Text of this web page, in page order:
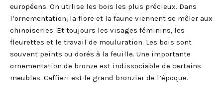
européens. On utilise les bois les plus précieux. Dans
l’ornementation, la flore et la faune viennent se mêler aux
chinoiseries. Et toujours les visages féminins, les
fleurettes et le travail de mouluration. Les bois sont
souvent peints ou dorés à la feuille. Une importante
ornementation de bronze est indissociable de certains
meubles. Caffieri est le grand bronzier de l’époque.